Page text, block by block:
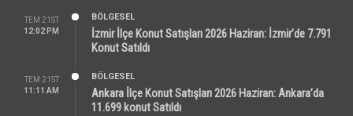
TEM 21ST
12:02 PM
BÖLGESEL
İzmir İlçe Konut Satışları 2026 Haziran: İzmir’de 7.791
Konut Satıldı
TEM 21ST
11:11 AM
BÖLGESEL
Ankara İlçe Konut Satışları 2026 Haziran: Ankara’da
11.699 konut Satıldı